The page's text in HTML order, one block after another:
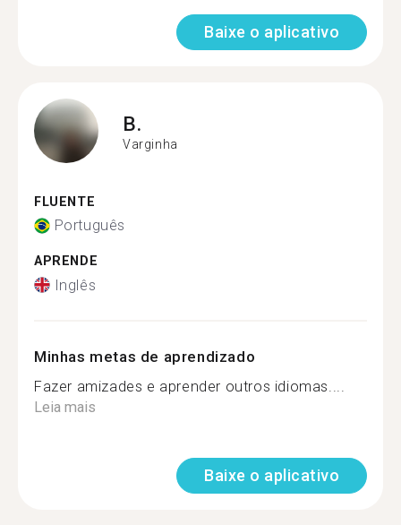
Baixe o aplicativo
B.
Varginha
FLUENTE
Português
APRENDE
Inglês
Minhas metas de aprendizado
Fazer amizades e aprender outros idiomas....
Leia mais
Baixe o aplicativo